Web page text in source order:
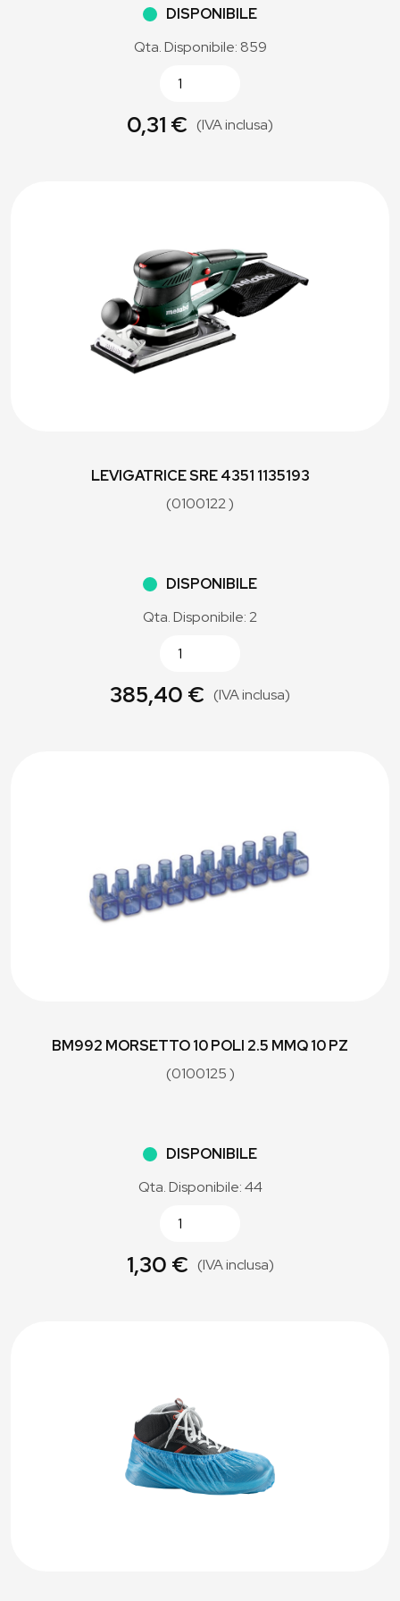
DISPONIBILE
Qta. Disponibile: 859
0,31 € (IVA inclusa)
LEVIGATRICE SRE 4351 1135193
(0100122 )
DISPONIBILE
Qta. Disponibile: 2
385,40 € (IVA inclusa)
BM992 MORSETTO 10 POLI 2.5 MMQ 10 PZ
(0100125 )
DISPONIBILE
Qta. Disponibile: 44
1,30 € (IVA inclusa)